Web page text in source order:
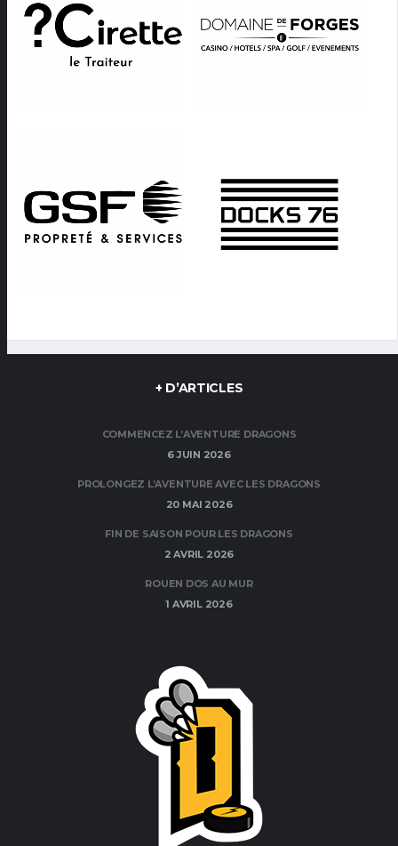
+ D’ARTICLES
COMMENCEZ L’AVENTURE DRAGONS
6 JUIN 2026
PROLONGEZ L’AVENTURE AVEC LES DRAGONS
20 MAI 2026
FIN DE SAISON POUR LES DRAGONS
2 AVRIL 2026
ROUEN DOS AU MUR
1 AVRIL 2026